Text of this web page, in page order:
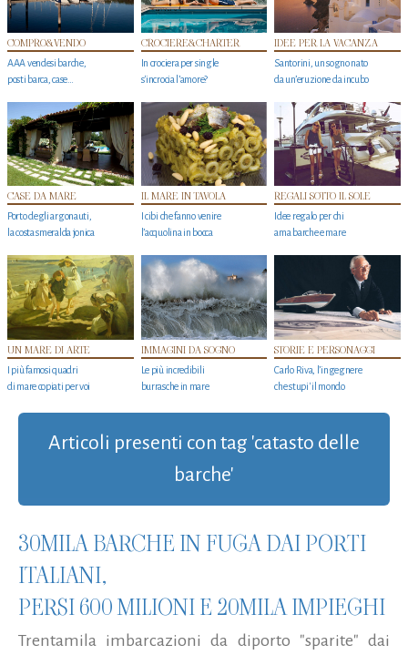
COMPRO&VENDO
AAA vendesi barche,
posti barca, case…
CROCIERE&CHARTER
In crociera per single
s'incrocia l’amore?
IDEE PER LA VACANZA
Santorini, un sogno nato
da un’eruzione da incubo
CASE DA MARE
Porto degli argonauti,
la costa smeralda jonica
IL MARE IN TAVOLA
I cibi che fanno venire
l’acquolina in bocca
REGALI SOTTO IL SOLE
Idee regalo per chi
ama barche e mare
UN MARE DI ARTE
I più famosi quadri
di mare copiati per voi
IMMAGINI DA SOGNO
Le più incredibili
burrasche in mare
STORIE E PERSONAGGI
Carlo Riva, l’ingegnere
che stupi' il mondo
Articoli presenti con tag 'catasto delle
barche'
30MILA BARCHE IN FUGA DAI PORTI
ITALIANI,
PERSI 600 MILIONI E 20MILA IMPIEGHI
Trentamila imbarcazioni da diporto "sparite" dai